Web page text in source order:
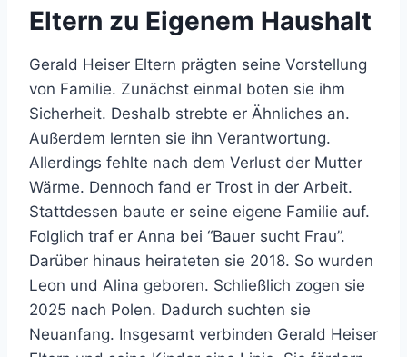
Eltern zu Eigenem Haushalt
Gerald Heiser Eltern prägten seine Vorstellung
von Familie. Zunächst einmal boten sie ihm
Sicherheit. Deshalb strebte er Ähnliches an.
Außerdem lernten sie ihn Verantwortung.
Allerdings fehlte nach dem Verlust der Mutter
Wärme. Dennoch fand er Trost in der Arbeit.
Stattdessen baute er seine eigene Familie auf.
Folglich traf er Anna bei “Bauer sucht Frau”.
Darüber hinaus heirateten sie 2018. So wurden
Leon und Alina geboren. Schließlich zogen sie
2025 nach Polen. Dadurch suchten sie
Neuanfang. Insgesamt verbinden Gerald Heiser